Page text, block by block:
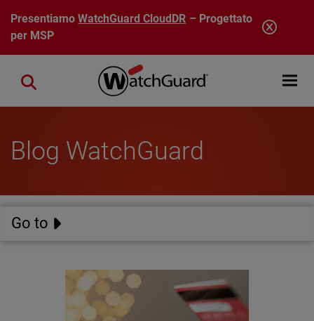
Salta al contenuto principale
PresentiamoWatchGuard CloudDR – Progettato
per MSP
Open
Close search
Blog WatchGuard
Go to